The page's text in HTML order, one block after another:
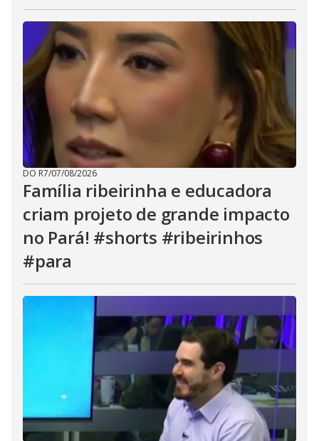
DO R7/07/08/2026
Família ribeirinha e educadora
criam projeto de grande impacto
no Pará! #shorts #ribeirinhos
#para